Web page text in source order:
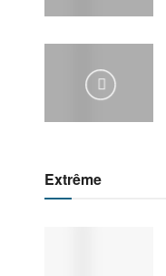
Extrême